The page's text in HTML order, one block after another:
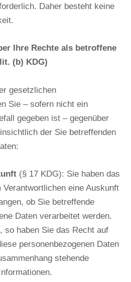
Daher besteht keine
Rechte als betroffene
(b) KDG)
gesetzlichen
Sie – sofern nicht ein
gegeben ist – gegenüber
der Sie betreffenden
(§ 17 KDG): Sie haben das
Verantwortlichen eine Auskunft
ob Sie betreffende
Daten verarbeitet werden.
so haben Sie das Recht auf
personenbezogenen Daten
stehende